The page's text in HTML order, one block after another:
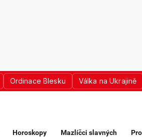
Ordinace Blesku Válka na Ukrajině
Horoskopy Mazlíčci slavných